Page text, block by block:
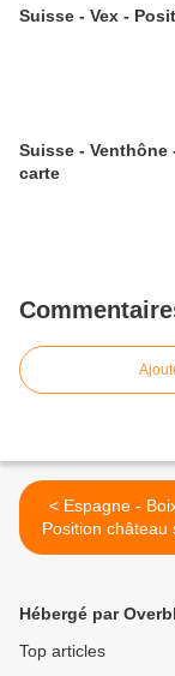
Suisse - Vex -
Suisse -
carte
< Espagne - Boixadors -
Position château
Hébergé par
Top articles